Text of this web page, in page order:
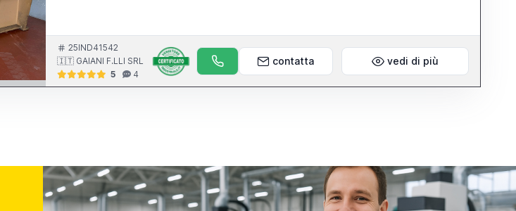
25IND41542
🇮🇹 GAIANI F.LLI SRL
5
4
contatta vedi di più